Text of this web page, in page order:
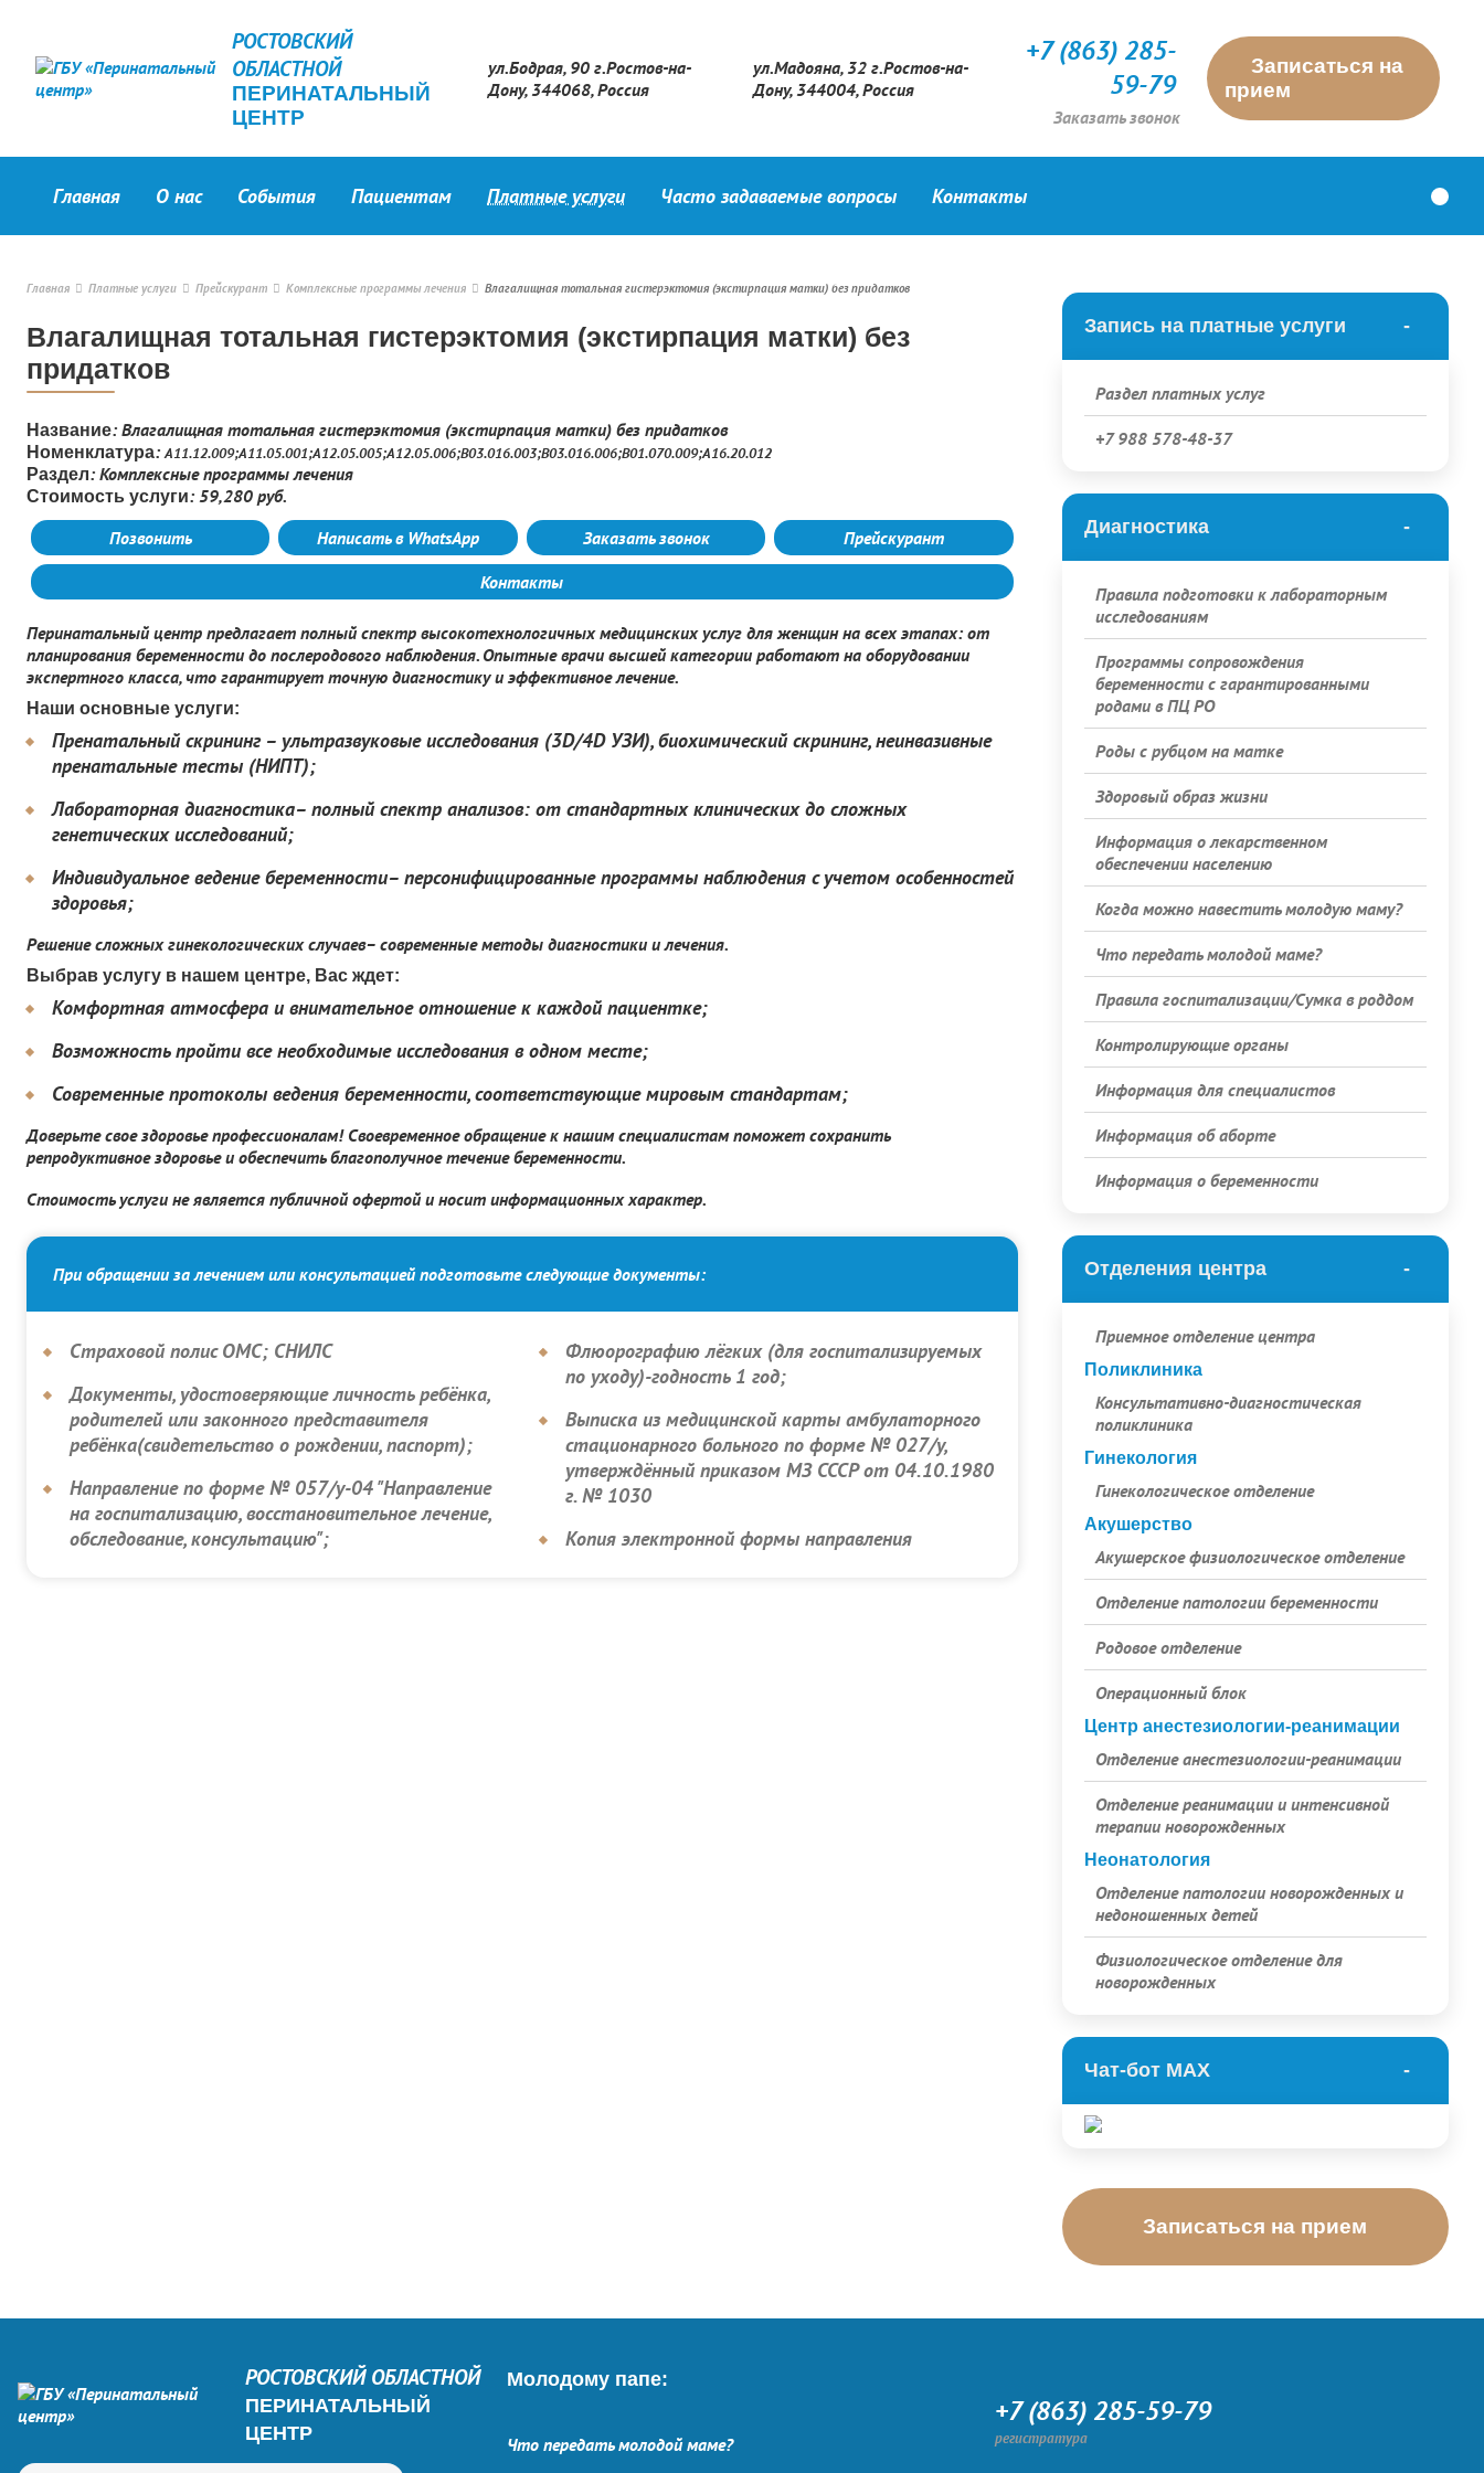
РОСТОВСКИЙ
ОБЛАСТНОЙ
ПЕРИНАТАЛЬНЫЙ
ЦЕНТР
ул.Бодрая, 90 г.Ростов-на-
Дону, 344068, Россия
ул.Мадояна, 32 г.Ростов-на-
Дону, 344004, Россия
+7 (863) 285-
59-79
Заказать звонок
Записаться на
прием
Главная О нас События Пациентам Платные услуги Часто задаваемые вопросы Контакты
Главная Платные услуги Прейскурант Комплексные программы лечения Влагалищная тотальная гистерэктомия (экстирпация матки) без придатков
Влагалищная тотальная гистерэктомия (экстирпация матки) без
придатков
Название: Влагалищная тотальная гистерэктомия (экстирпация матки) без придатков
Номенклатура:А11.12.009;А11.05.001;А12.05.005;А12.05.006;В03.016.003;В03.016.006;В01.070.009;А16.20.012
Раздел: Комплексные программы лечения
Стоимость услуги: 59,280 руб.
Позвонить
Написать в WhatsApp Заказать звонок Прейскурант
Контакты
Перинатальный центр предлагает полный спектр высокотехнологичных медицинских услуг для женщин на всех этапах: от
планирования беременности до послеродового наблюдения. Опытные врачи высшей категории работают на оборудовании
экспертного класса, что гарантирует точную диагностику и эффективное лечение.
Наши основные услуги:
Пренатальный скрининг – ультразвуковые исследования (3D/4D УЗИ), биохимический скрининг, неинвазивные
пренатальные тесты (НИПТ);
Лабораторная диагностика– полный спектр анализов: от стандартных клинических до сложных
генетических исследований;
Индивидуальное ведение беременности– персонифицированные программы наблюдения с учетом особенностей
здоровья;
Решение сложных гинекологических случаев– современные методы диагностики и лечения.
Выбрав услугу в нашем центре, Вас ждет:
Комфортная атмосфера и внимательное отношение к каждой пациентке;
Возможность пройти все необходимые исследования в одном месте;
Современные протоколы ведения беременности, соответствующие мировым стандартам;
Доверьте свое здоровье профессионалам! Своевременное обращение к нашим специалистам поможет сохранить
репродуктивное здоровье и обеспечить благополучное течение беременности.
Стоимость услуги не является публичной офертой и носит информационных характер.
При обращении за лечением или консультацией подготовьте следующие документы:
Страховой полис ОМС; СНИЛС
Документы, удостоверяющие личность ребёнка,
родителей или законного представителя
ребёнка(свидетельство о рождении, паспорт);
Направление по форме № 057/у-04 "Направление
на госпитализацию, восстановительное лечение,
обследование, консультацию";
Флюорографию лёгких (для госпитализируемых
по уходу)-годность 1 год;
Выписка из медицинской карты амбулаторного
стационарного больного по форме № 027/у,
утверждённый приказом МЗ СССР от 04.10.1980
г. № 1030
Копия электронной формы направления
Запись на платные услуги
Раздел платных услуг
+7 988 578-48-37
Диагностика
Правила подготовки к лабораторным
исследованиям
Программы сопровождения
беременности с гарантированными
родами в ПЦ РО
Роды с рубцом на матке
Здоровый образ жизни
Информация о лекарственном
обеспечении населению
Когда можно навестить молодую маму?
Что передать молодой маме?
Правила госпитализации/Сумка в роддом
Контролирующие органы
Информация для специалистов
Информация об аборте
Информация о беременности
Отделения центра
Приемное отделение центра
Поликлиника
Консультативно-диагностическая
поликлиника
Гинекология
Гинекологическое отделение
Акушерство
Акушерское физиологическое отделение
Отделение патологии беременности
Родовое отделение
Операционный блок
Центр анестезиологии-реанимации
Отделение анестезиологии-реанимации
Отделение реанимации и интенсивной
терапии новорожденных
Неонатология
Отделение патологии новорожденных и
недоношенных детей
Физиологическое отделение для
новорожденных
Чат-бот МАХ
Записаться на прием
РОСТОВСКИЙ ОБЛАСТНОЙ
ПЕРИНАТАЛЬНЫЙ
ЦЕНТР
Молодому папе:
Что передать молодой маме?
+7 (863) 285-59-79
регистратура